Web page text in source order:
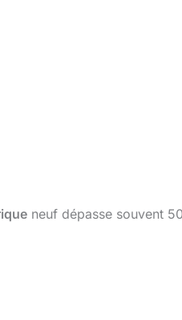
neuf dépasse souvent